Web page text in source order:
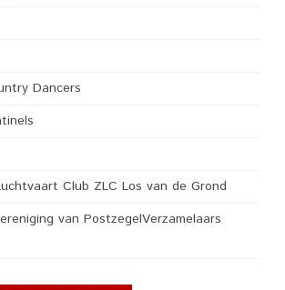
Dancers
Club ZLC Los van de Grond
van PostzegelVerzamelaars